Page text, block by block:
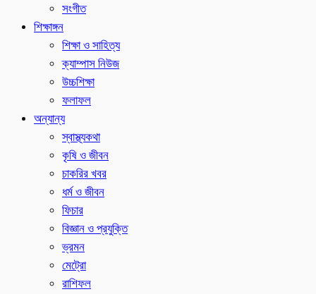
সংগীত
শিক্ষাঙ্গন
শিক্ষা ও সাহিত্য
ক্যাম্পাস নিউজ
উচ্চশিক্ষা
ফলাফল
অন্যান্য
স্বাস্থ্যকথা
কৃষি ও জীবন
চাকরির খবর
ধর্ম ও জীবন
ফিচার
বিজ্ঞান ও প্রযুক্তি
ভ্রমন
মেট্রো
রাশিফল